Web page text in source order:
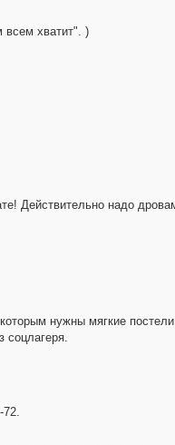
всем хватит". )
Действительно надо
нужны мягкие
соцлагеря.
72.